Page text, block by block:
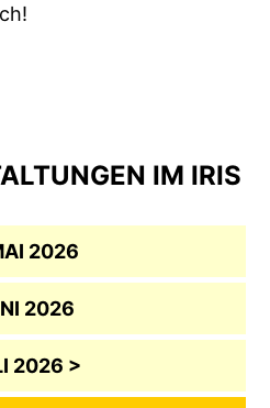
IM IRIS
2026
2026
2026 >